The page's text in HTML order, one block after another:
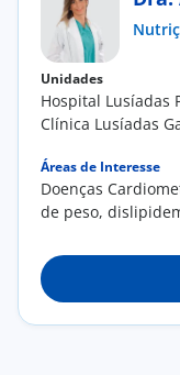
Sport
a nós
Unidades
Hospital Lusíadas
Clínica Lusíadas
Áreas de Interesse
Doenças
de peso,